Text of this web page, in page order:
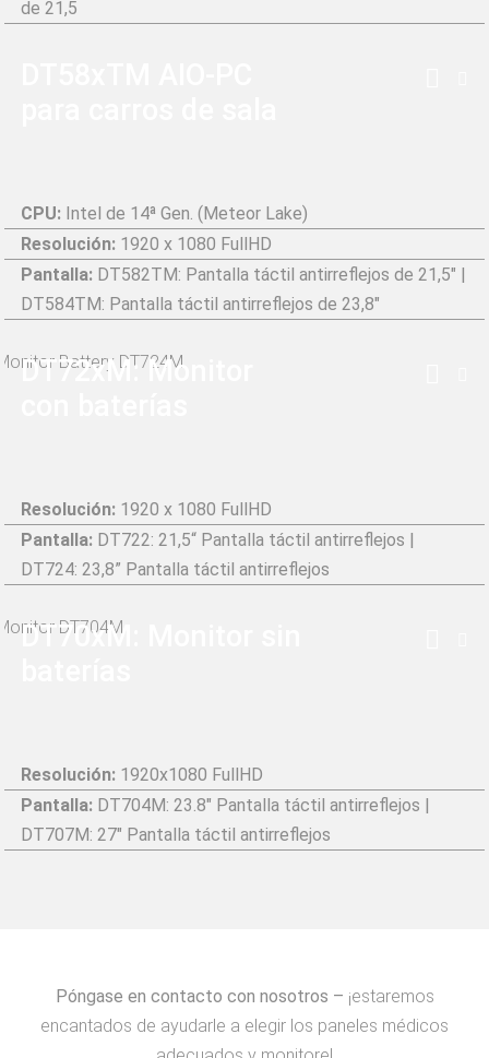
de 21,5
CPU: Intel de 14ª Gen. (Meteor Lake)
Resolución: 1920 x 1080 FullHD
Pantalla: DT582TM: Pantalla táctil antirreflejos de 21,5" |
DT584TM: Pantalla táctil antirreflejos de 23,8"
DT72xM: Monitor
Resolución: 1920 x 1080 FullHD
Pantalla: DT722: 21,5“ Pantalla táctil antirreflejos |
DT724: 23,8” Pantalla táctil antirreflejos
DT70xM: Monitor sin
Resolución: 1920x1080 FullHD
Pantalla: DT704M: 23.8" Pantalla táctil antirreflejos |
DT707M: 27" Pantalla táctil antirreflejos
Póngase en contacto con nosotros – ¡estaremos
encantados de ayudarle a elegir los paneles médicos